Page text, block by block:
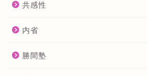
共感性
内省
勝間塾